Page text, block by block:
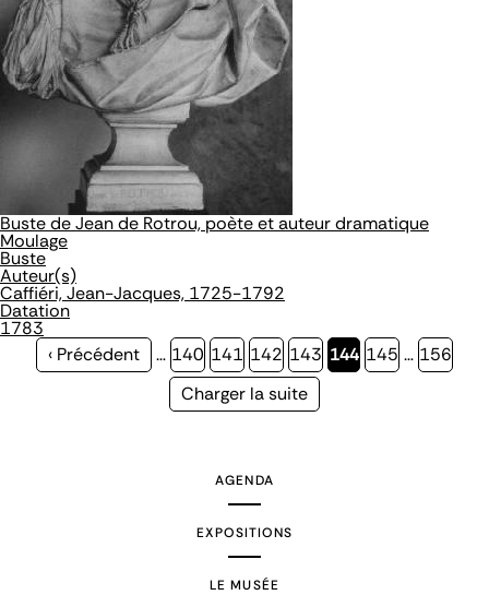
Buste de Jean de Rotrou, poète et auteur dramatique
Moulage
Buste
Auteur(s)
Caffiéri, Jean-Jacques, 1725-1792
Datation
1783
Page
‹ Précédent … Page
140 Page
141 Page
142 Page
143 Page
144 Page
145 … Page
156
Page
Charger la suite
AGENDA
EXPOSITIONS
LE MUSÉE